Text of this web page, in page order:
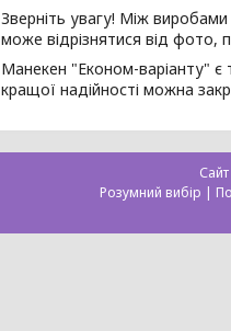
Зверніть увагу! Між виробами
може відрізнятися від фото,
Манекен "Економ-варіанту" є
кращої надійності можна
Розумний вибір |